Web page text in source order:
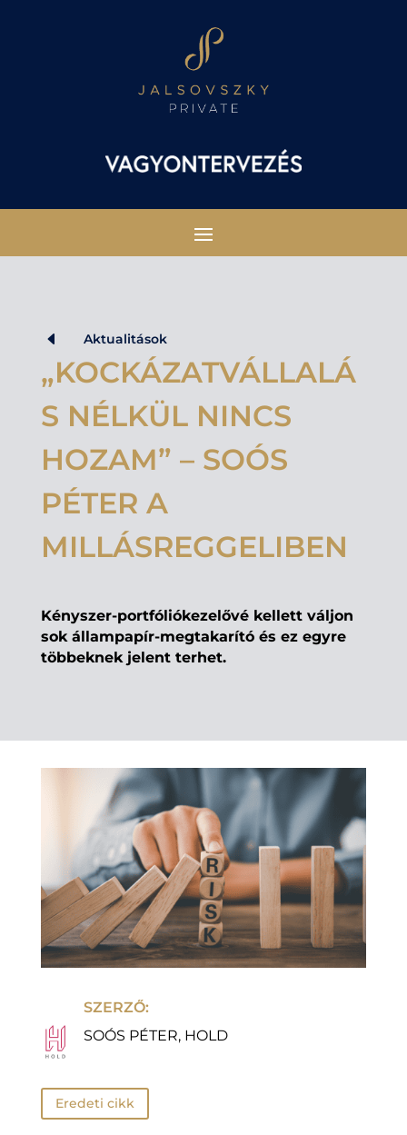
D Aktualitások
„KOCKÁZATVÁLLALÁ
S NÉLKÜL NINCS
HOZAM” – SOÓS
PÉTER A
MILLÁSREGGELIBEN
Kényszer-portfóliókezelővé kellett váljon
sok állampapír-megtakarító és ez egyre
többeknek jelent terhet.
SZERZŐ:
SOÓS PÉTER, HOLD
Eredeti cikk